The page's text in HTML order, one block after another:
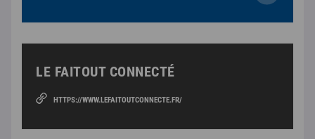
LE FAITOUT CONNECTÉ
HTTPS://WWW.LEFAITOUTCONNECTE.FR/